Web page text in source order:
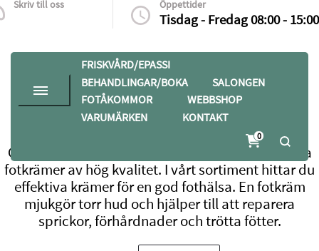
Skriv till oss Öppettider
Tisdag - Fredag 08:00 - 15:00
FRISKVÅRD/EPASSI
BEHANDLINGAR/BOKA
SALONGEN
FOTÅKOMMOR
WEBBSHOP
VARUMÄRKEN
KONTAKT
0
Ge dina fötter den omtanke de förtjänar med våra
fotkrämer av hög kvalitet. I vårt sortiment hittar du
effektiva krämer för en god fothälsa. En fotkräm
mjukgör torr hud och hjälper till att reparera
sprickor, förhårdnader och trötta fötter.